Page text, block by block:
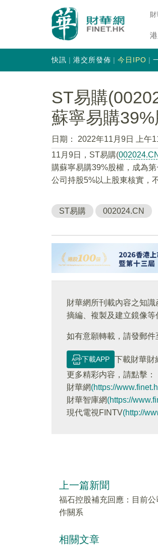
快訊 港交所發佈 今日IPO
ST易購
蘇寧易購
日期：
2022年11月9日 上午
11月9日，ST易購(002024.CN
購蘇寧易購39%股權，成為
公司持股5%以上股東核實，
ST易購 002024.CN
財華網所刊載內容之知
摘編、複製及建立鏡像等
如有意願轉載，請發郵件
下載APP
下載財華財
更多精彩内容，請點擊：
財華網(https://
財華智庫網(https://
現代電視FINTV(http://
上一篇新聞
福石控股補充回應：目前
作關系
相關文章